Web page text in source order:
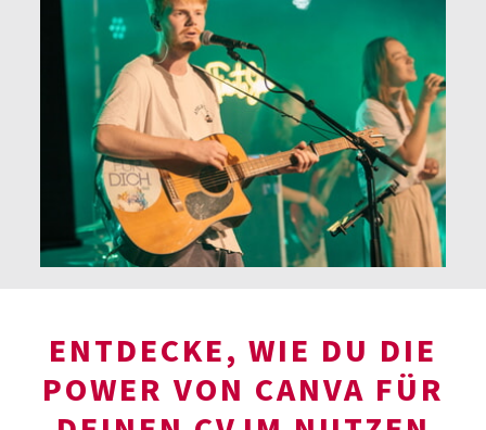
ENTDECKE, WIE DU DIE
POWER VON CANVA FÜR